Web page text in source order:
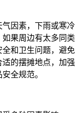
因素，下雨或寒冷
果周边有太多同类
和卫生问题，避免
的摆摊地点，加强
全规范。